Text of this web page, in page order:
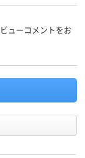
ューコメントをお